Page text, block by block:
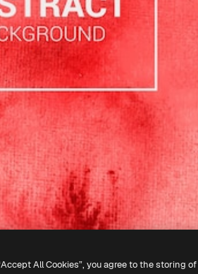
All Cookies”, you agree to the storing